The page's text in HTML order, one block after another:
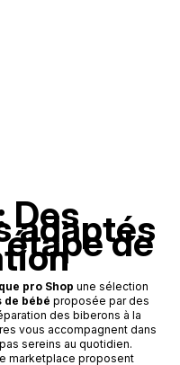
Des
adaptés
de
pro Shop une sélection
de bébé proposée par des
des biberons à la
vous accompagnent dans
sereins au quotidien.
marketplace proposent